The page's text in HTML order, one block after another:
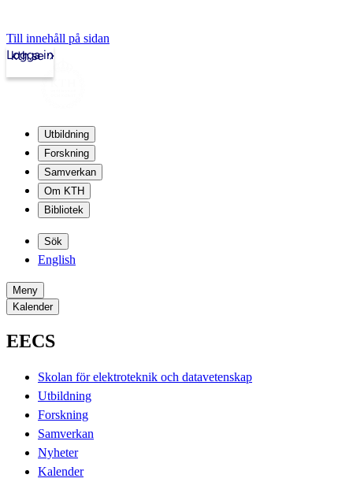
Till innehåll på sidan
kth.se
Logga in
Utbildning
Forskning
Samverkan
Om KTH
Bibliotek
Sök
English
Meny
Kalender
EECS
Skolan för elektroteknik och datavetenskap
Utbildning
Forskning
Samverkan
Nyheter
Kalender